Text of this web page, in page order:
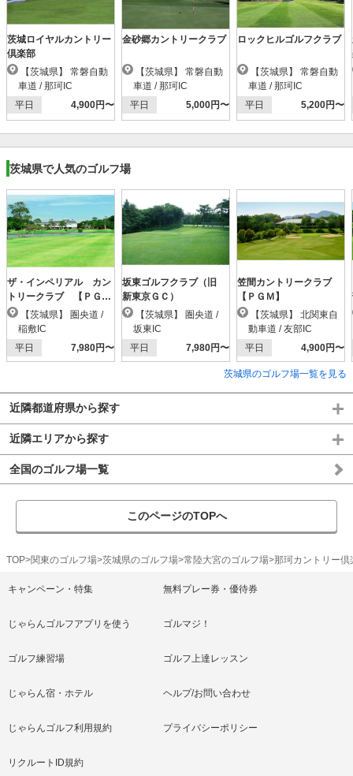
茨城ロイヤルカントリー
倶楽部
車道 / 那珂IC
平日
4,900円〜
金砂郷カントリークラブ
車道 / 那珂IC
平日
5,000円〜
ロックヒルゴルフクラブ
車道 / 那珂IC
平日
5,200円〜
茨城県で人気のゴルフ場
ザ・インペリアル カン
トリークラブ 【ＰＧ
Ｍ】
稲敷IC
平日
7,980円〜
坂東ゴルフクラブ（旧
新東京ＧＣ）
坂東IC
平日
7,980円〜
笠間カントリークラブ
【ＰＧＭ】
動車道 / 友部IC
平日
4,900円〜
茨城県のゴルフ場一覧を見る
近隣都道府県から探す
近隣エリアから探す
全国のゴルフ場一覧
このページのTOPへ
TOP 関東のゴルフ場 茨城県のゴルフ場 常陸大宮のゴルフ場 那珂カントリー倶
キャンペーン・特集 無料プレー券・優待券
じゃらんゴルフアプリを使う ゴルマジ！
ゴルフ練習場 ゴルフ上達レッスン
じゃらん宿・ホテル ヘルプ/お問い合わせ
じゃらんゴルフ利用規約 プライバシーポリシー
リクルートID規約